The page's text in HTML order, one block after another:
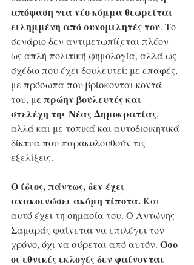
απόφαση για νέο κόμμα θεωρείται
ειλημμένη από συνομιλητές του. Το
σενάριο δεν αντιμετωπίζεται πλέον
ως απλή πολιτική φημολογία, αλλά ως
σχέδιο που έχει δουλευτεί: με επαφές,
με πρόσωπα που βρίσκονται κοντά
του, με πρώην βουλευτές και
στελέχη της Νέας Δημοκρατίας,
αλλά και με τοπικά και αυτοδιοικητικά
δίκτυα που παρακολουθούν τις
εξελίξεις.
Ο ίδιος, πάντως, δεν έχει
ανακοινώσει ακόμη τίποτα. Και
αυτό έχει τη σημασία του. Ο Αντώνης
Σαμαράς φαίνεται να επιλέγει τον
χρόνο, όχι να σύρεται από αυτόν. Όσο
οι εθνικές εκλογές δεν φαίνονται